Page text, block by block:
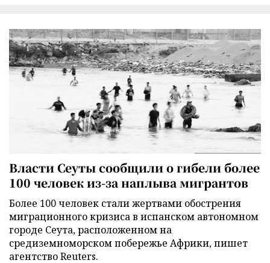
Власти Сеуты сообщили о гибели более
100 человек из-за наплыва мигрантов
Более 100 человек стали жертвами обострения
миграционного кризиса в испанском автономном
городе Сеута, расположенном на
средиземноморском побережье Африки, пишет
агентство Reuters.